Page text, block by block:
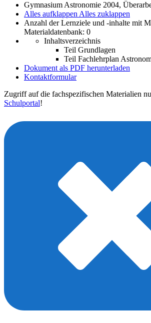
Gymnasium Astronomie 2004,
Alles aufklappen Alles zuklappen
Anzahl der Lernziele und -inhalte mit
Materialdatenbank: 0
Inhaltsverzeichnis
Teil Grundlagen
Teil Fachlehrplan
Dokument als PDF herunterladen
Kontaktformular
Zugriff auf die fachspezifischen Materialien
Schulportal!